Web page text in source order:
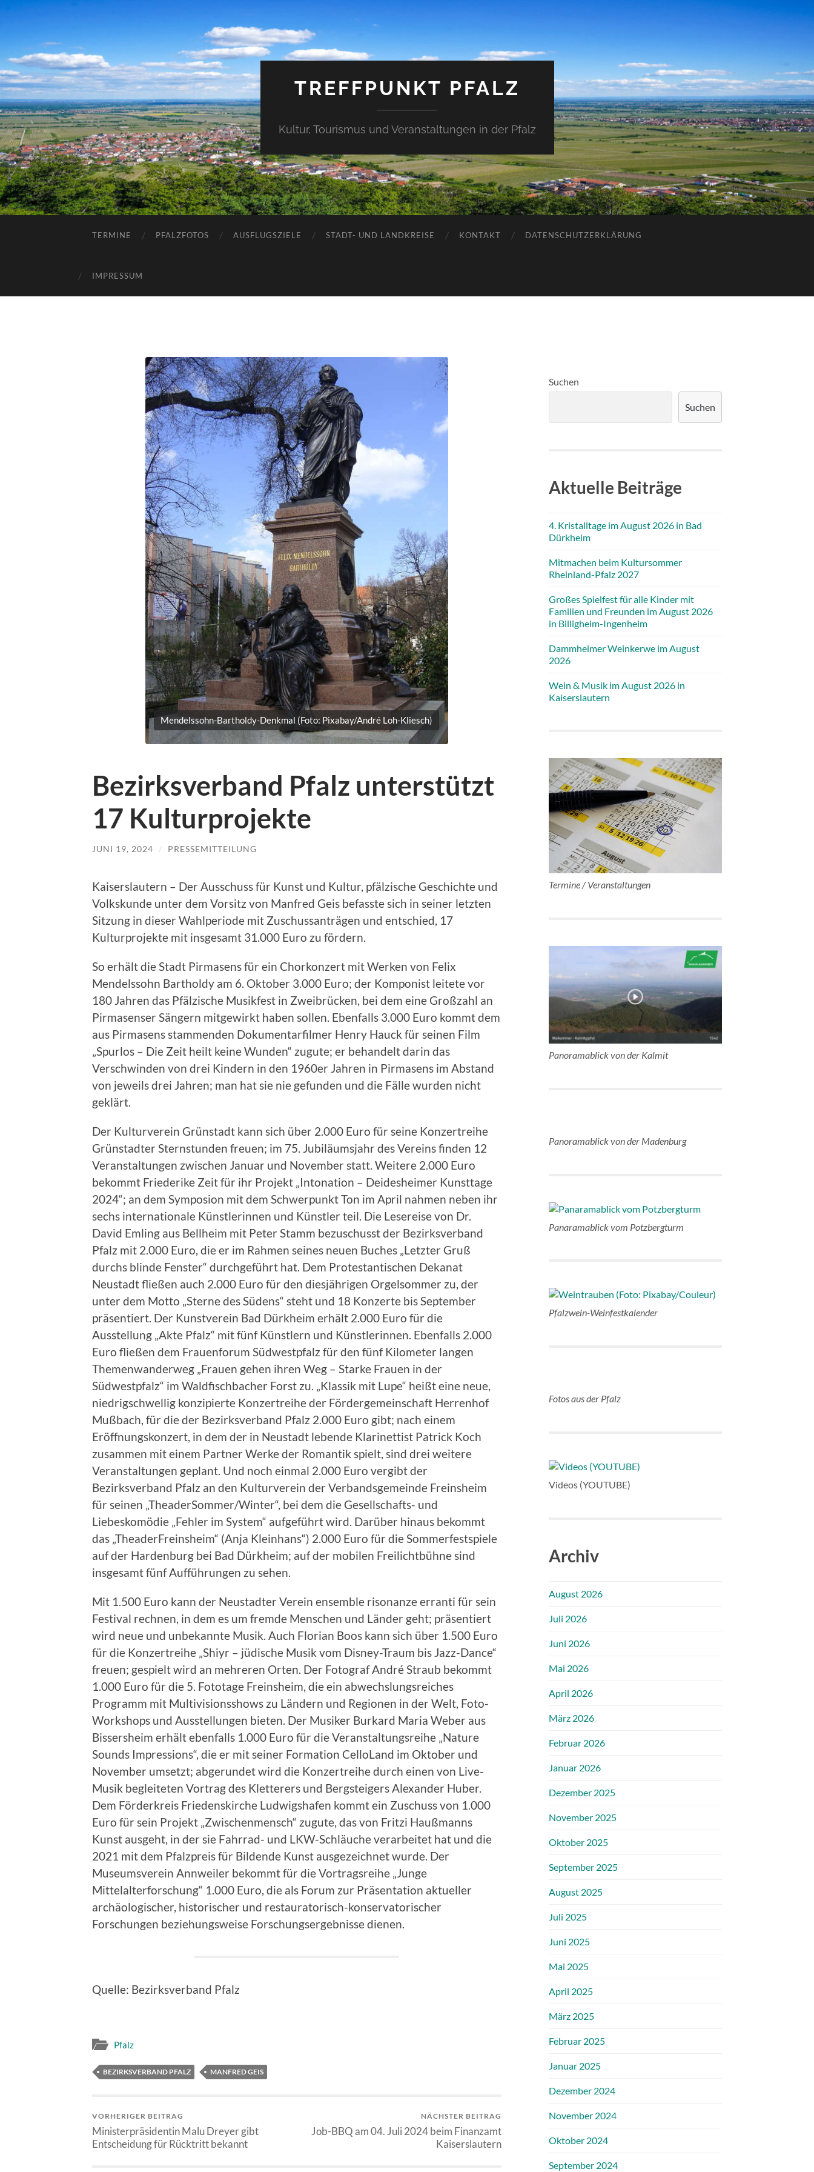
TREFFPUNKT PFALZ
Kultur, Tourismus und Veranstaltungen in der Pfalz
TERMINE PFALZFOTOS AUSFLUGSZIELE STADT- UND LANDKREISE KONTAKT DATENSCHUTZERKLÄRUNG
IMPRESSUM
Mendelssohn-Bartholdy-Denkmal (Foto: Pixabay/André Loh-Kliesch)
Bezirksverband Pfalz unterstützt
17 Kulturprojekte
JUNI 19, 2024 / PRESSEMITTEILUNG
Kaiserslautern – Der Ausschuss für Kunst und Kultur, pfälzische Geschichte und
Volkskunde unter dem Vorsitz von Manfred Geis befasste sich in seiner letzten
Sitzung in dieser Wahlperiode mit Zuschussanträgen und entschied, 17
Kulturprojekte mit insgesamt 31.000 Euro zu fördern.
So erhält die Stadt Pirmasens für ein Chorkonzert mit Werken von Felix
Mendelssohn Bartholdy am 6. Oktober 3.000 Euro; der Komponist leitete vor
180 Jahren das Pfälzische Musikfest in Zweibrücken, bei dem eine Großzahl an
Pirmasenser Sängern mitgewirkt haben sollen. Ebenfalls 3.000 Euro kommt dem
aus Pirmasens stammenden Dokumentarfilmer Henry Hauck für seinen Film
„Spurlos – Die Zeit heilt keine Wunden“ zugute; er behandelt darin das
Verschwinden von drei Kindern in den 1960er Jahren in Pirmasens im Abstand
von jeweils drei Jahren; man hat sie nie gefunden und die Fälle wurden nicht
geklärt.
Der Kulturverein Grünstadt kann sich über 2.000 Euro für seine Konzertreihe
Grünstadter Sternstunden freuen; im 75. Jubiläumsjahr des Vereins finden 12
Veranstaltungen zwischen Januar und November statt. Weitere 2.000 Euro
bekommt Friederike Zeit für ihr Projekt „Intonation – Deidesheimer Kunsttage
2024“; an dem Symposion mit dem Schwerpunkt Ton im April nahmen neben ihr
sechs internationale Künstlerinnen und Künstler teil. Die Lesereise von Dr.
David Emling aus Bellheim mit Peter Stamm bezuschusst der Bezirksverband
Pfalz mit 2.000 Euro, die er im Rahmen seines neuen Buches „Letzter Gruß
durchs blinde Fenster“ durchgeführt hat. Dem Protestantischen Dekanat
Neustadt fließen auch 2.000 Euro für den diesjährigen Orgelsommer zu, der
unter dem Motto „Sterne des Südens“ steht und 18 Konzerte bis September
präsentiert. Der Kunstverein Bad Dürkheim erhält 2.000 Euro für die
Ausstellung „Akte Pfalz“ mit fünf Künstlern und Künstlerinnen. Ebenfalls 2.000
Euro fließen dem Frauenforum Südwestpfalz für den fünf Kilometer langen
Themenwanderweg „Frauen gehen ihren Weg – Starke Frauen in der
Südwestpfalz“ im Waldfischbacher Forst zu. „Klassik mit Lupe“ heißt eine neue,
niedrigschwellig konzipierte Konzertreihe der Fördergemeinschaft Herrenhof
Mußbach, für die der Bezirksverband Pfalz 2.000 Euro gibt; nach einem
Eröffnungskonzert, in dem der in Neustadt lebende Klarinettist Patrick Koch
zusammen mit einem Partner Werke der Romantik spielt, sind drei weitere
Veranstaltungen geplant. Und noch einmal 2.000 Euro vergibt der
Bezirksverband Pfalz an den Kulturverein der Verbandsgemeinde Freinsheim
für seinen „TheaderSommer/Winter“, bei dem die Gesellschafts- und
Liebeskomödie „Fehler im System“ aufgeführt wird. Darüber hinaus bekommt
das „TheaderFreinsheim“ (Anja Kleinhans“) 2.000 Euro für die Sommerfestspiele
auf der Hardenburg bei Bad Dürkheim; auf der mobilen Freilichtbühne sind
insgesamt fünf Aufführungen zu sehen.
Mit 1.500 Euro kann der Neustadter Verein ensemble risonanze erranti für sein
Festival rechnen, in dem es um fremde Menschen und Länder geht; präsentiert
wird neue und unbekannte Musik. Auch Florian Boos kann sich über 1.500 Euro
für die Konzertreihe „Shiyr – jüdische Musik vom Disney-Traum bis Jazz-Dance“
freuen; gespielt wird an mehreren Orten. Der Fotograf André Straub bekommt
1.000 Euro für die 5. Fototage Freinsheim, die ein abwechslungsreiches
Programm mit Multivisionsshows zu Ländern und Regionen in der Welt, Foto-
Workshops und Ausstellungen bieten. Der Musiker Burkard Maria Weber aus
Bissersheim erhält ebenfalls 1.000 Euro für die Veranstaltungsreihe „Nature
Sounds Impressions“, die er mit seiner Formation CelloLand im Oktober und
November umsetzt; abgerundet wird die Konzertreihe durch einen von Live-
Musik begleiteten Vortrag des Kletterers und Bergsteigers Alexander Huber.
Dem Förderkreis Friedenskirche Ludwigshafen kommt ein Zuschuss von 1.000
Euro für sein Projekt „Zwischenmensch“ zugute, das von Fritzi Haußmanns
Kunst ausgeht, in der sie Fahrrad- und LKW-Schläuche verarbeitet hat und die
2021 mit dem Pfalzpreis für Bildende Kunst ausgezeichnet wurde. Der
Museumsverein Annweiler bekommt für die Vortragsreihe „Junge
Mittelalterforschung“ 1.000 Euro, die als Forum zur Präsentation aktueller
archäologischer, historischer und restauratorisch-konservatorischer
Forschungen beziehungsweise Forschungsergebnisse dienen.
Quelle: Bezirksverband Pfalz
Pfalz
BEZIRKSVERBAND PFALZ MANFRED GEIS
VORHERIGER BEITRAG
Ministerpräsidentin Malu Dreyer gibt
Entscheidung für Rücktritt bekannt
NÄCHSTER BEITRAG
Job-BBQ am 04. Juli 2024 beim Finanzamt
Kaiserslautern
Suchen
Suchen
Aktuelle Beiträge
4. Kristalltage im August 2026 in Bad
Dürkheim
Mitmachen beim Kultursommer
Rheinland-Pfalz 2027
Großes Spielfest für alle Kinder mit
Familien und Freunden im August 2026
in Billigheim-Ingenheim
Dammheimer Weinkerwe im August
2026
Wein & Musik im August 2026 in
Kaiserslautern
Termine / Veranstaltungen
Panoramablick von der Kalmit
Panoramablick von der Madenburg
Panaramablick vom Potzbergturm
Pfalzwein-Weinfestkalender
Fotos aus der Pfalz
Videos (YOUTUBE)
Archiv
August 2026
Juli 2026
Juni 2026
Mai 2026
April 2026
März 2026
Februar 2026
Januar 2026
Dezember 2025
November 2025
Oktober 2025
September 2025
August 2025
Juli 2025
Juni 2025
Mai 2025
April 2025
März 2025
Februar 2025
Januar 2025
Dezember 2024
November 2024
Oktober 2024
September 2024